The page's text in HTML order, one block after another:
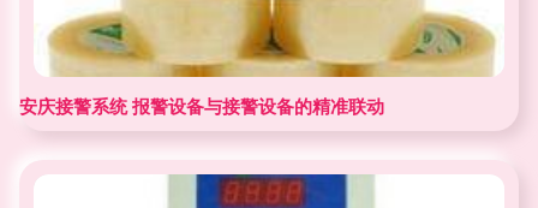
安庆接警系统 报警设备与接警设备的精准联动